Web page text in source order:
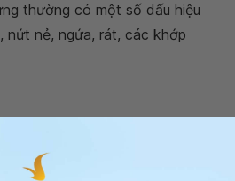
thường có một số dấu hiệu
, nứt nẻ, ngứa, rát, các khớp
nổi đỏ (mảng) được bao